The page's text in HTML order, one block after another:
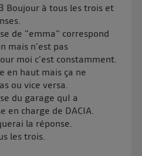
Boujour à tous les trois et
de "emma" correspond
mais n'est pas
moi c'est constamment.
en haut mais ça ne
ou vice versa.
du garage quI a
en charge de DACIA.
la réponse.
les trois.